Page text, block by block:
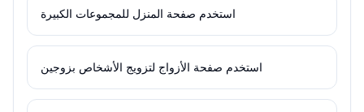
استخدم صفحة المنزل للمجموعات الكبيرة
استخدم صفحة الأزواج لتزويج الأشخاص بزوجين